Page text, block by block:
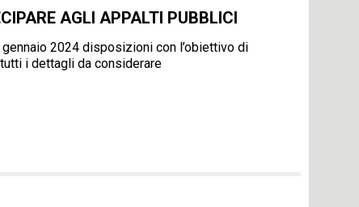
AGLI APPALTI PUBBLICI
2024 disposizioni con l’obiettivo di
i dettagli da considerare